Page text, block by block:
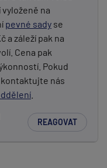
na
pevné sady se
a záleží pak na
Cena pak
Pokud
nás
REAGOVAT